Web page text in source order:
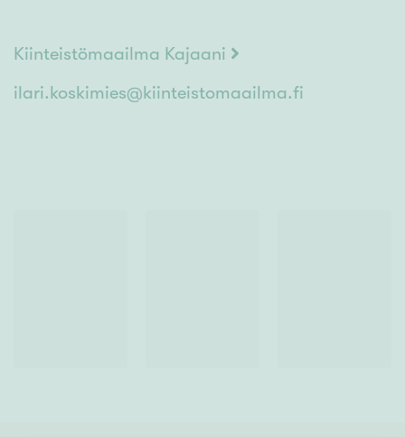
Kiinteistömaailma Kajaani
ilari.koskimies@kiinteistomaailma.fi